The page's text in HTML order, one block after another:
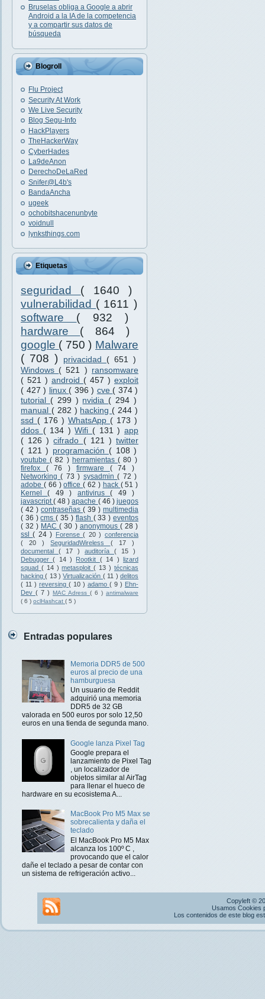
Bruselas obliga a Google a abrir
Android a la IA de la competencia
y a compartir sus datos de
búsqueda
Blogroll
Flu Project
Security At Work
We Live Security
Blog Segu-Info
HackPlayers
TheHackerWay
CyberHades
La9deAnon
DerechoDeLaRed
Snifer@L4b's
BandaAncha
ugeek
ochobitshacenunbyte
voidnull
lynksthings.com
Etiquetas
seguridad ( 1640 )
vulnerabilidad ( 1611 )
software ( 932 )
hardware ( 864 )
google ( 750 ) Malware
( 708 )
privacidad ( 651 )
Windows ( 521 ) ransomware
( 521 ) android ( 457 ) exploit
( 427 ) linux ( 396 ) cve ( 374 )
tutorial ( 299 ) nvidia ( 294 )
manual ( 282 ) hacking ( 244 )
ssd ( 176 ) WhatsApp ( 173 )
ddos ( 134 )Wifi ( 131 ) app
( 126 )cifrado ( 121 )twitter
( 121 ) programación ( 108 )
youtube( 82 ) herramientas( 80 )
firefox ( 76 ) firmware ( 74 )
Networking( 73 ) sysadmin( 72 )
adobe ( 66 )office( 62 ) hack ( 51 )
Kernel( 49 ) antivirus( 49 )
javascript( 48 )apache ( 46 ) juegos
( 42 ) contraseñas ( 39 ) multimedia
( 36 )cms( 35 ) flash ( 33 )eventos
( 32 ) MAC( 30 ) anonymous ( 28 )
ssl( 24 ) Forense( 20 ) conferencia
( 20 )SeguridadWireless ( 17 )
documental ( 17 ) auditoría ( 15 )
Debugger( 14 ) Rootkit ( 14 ) lizard
squad ( 14 )metasploit( 13 ) técnicas
hacking( 13 )Virtualización ( 11 ) delitos
( 11 ) reversing ( 10 ) adamo ( 9 ) Ehn-
Dev ( 7 ) MAC Adress ( 6 ) antimalware
( 6 ) oclHashcat ( 5 )
Entradas populares
Memoria DDR5 de 500
euros al precio de una
hamburguesa
Un usuario de Reddit
adquirió una memoria
DDR5 de 32 GB
valorada en 500 euros por solo 12,50
euros en una tienda de segunda mano.
Google lanza Pixel Tag
Google prepara el
lanzamiento de Pixel Tag
, un localizador de
objetos similar al AirTag
para llenar el hueco de
hardware en su ecosistema A...
MacBook Pro M5 Max se
sobrecalienta y daña el
teclado
El MacBook Pro M5 Max
alcanza los 100º C ,
provocando que el calor
dañe el teclado a pesar de contar con
un sistema de refrigeración activo...
Copyleft ©
Usamos Cookies
Los contenidos de este blog